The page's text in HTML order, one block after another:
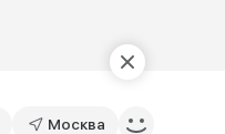
Москва